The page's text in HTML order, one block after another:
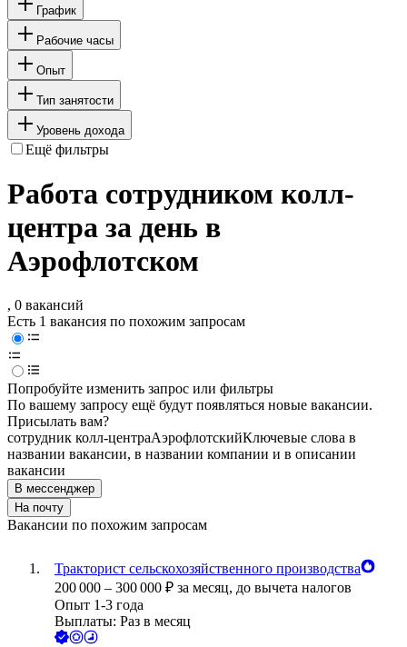
График
Рабочие часы
Опыт
Тип занятости
Уровень дохода
Ещё фильтры
Работа сотрудником колл-
центра за день в
Аэрофлотском
, 0 вакансий
Есть 1 вакансия по похожим запросам
Попробуйте изменить запрос или фильтры
По вашему запросу ещё будут появляться новые вакансии.
Присылать вам?
сотрудник колл-центраАэрофлотскийКлючевые слова в
названии вакансии, в названии компании и в описании
вакансии
В мессенджер
На почту
Вакансии по похожим запросам
Тракторист сельскохозяйственного производства
200 000 – 300 000 ₽ за месяц, до вычета налогов
Опыт 1-3 года
Выплаты: Раз в месяц